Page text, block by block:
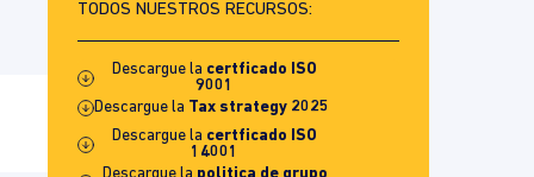
TODOS NUESTROS RECURSOS:
Descargue la certficado ISO
9001
Descargue la Tax strategy 2025
Descargue la certficado ISO
14001